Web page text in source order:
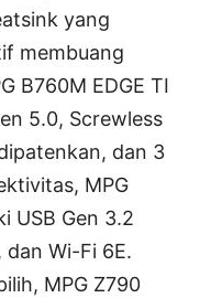
yang
membuang
B760M EDGE TI
5.0, Screwless
dan 3
MPG
USB Gen 3.2
Wi-Fi 6E.
MPG Z790